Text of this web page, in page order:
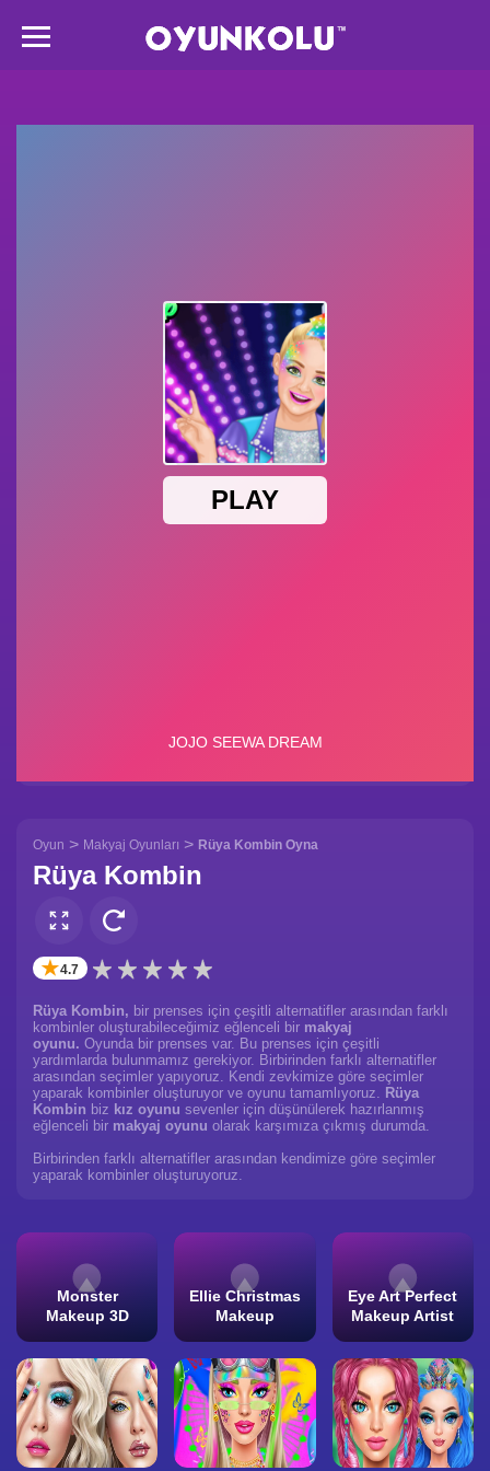
Oyun > Makyaj Oyunları > Rüya Kombin Oyna
Rüya Kombin
✭4.7
Rüya Kombin, bir prenses için çeşitli alternatifler arasından farklı
kombinler oluşturabileceğimiz eğlenceli bir makyaj
oyunu. Oyunda bir prenses var. Bu prenses için çeşitli
yardımlarda bulunmamız gerekiyor. Birbirinden farklı alternatifler
arasından seçimler yapıyoruz. Kendi zevkimize göre seçimler
yaparak kombinler oluşturuyor ve oyunu tamamlıyoruz. Rüya
Kombin biz kız oyunu sevenler için düşünülerek hazırlanmış
eğlenceli bir makyaj oyunu olarak karşımıza çıkmış durumda.
Birbirinden farklı alternatifler arasından kendimize göre seçimler
yaparak kombinler oluşturuyoruz.
Monster
Makeup 3D
Ellie Christmas
Makeup
Eye Art Perfect
Makeup Artist